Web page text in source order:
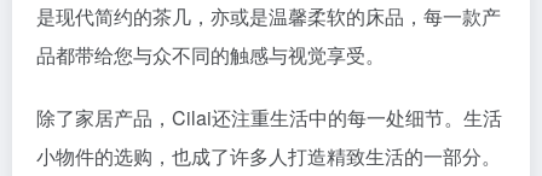
是现代简约的茶几，亦或是温馨柔软的床品，每一款产
品都带给您与众不同的触感与视觉享受。
除了家居产品，Cilai还注重生活中的每一处细节。生活
小物件的选购，也成了许多人打造精致生活的一部分。